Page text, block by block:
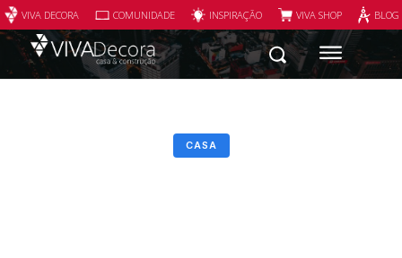
VIVA DECORA COMUNIDADE INSPIRAÇÃO VIVA SHOP
CASA